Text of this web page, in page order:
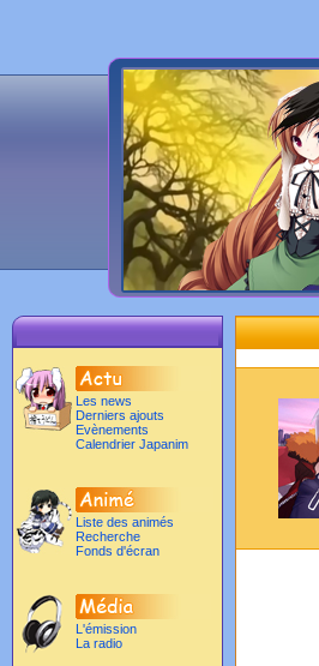
Les news
Derniers ajouts
Evènements
Calendrier Japanim
Liste des animés
Recherche
Fonds d'écran
L'émission
La radio